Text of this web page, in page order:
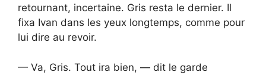
retournant, incertaine. Gris resta le dernier. Il
fixa Ivan dans les yeux longtemps, comme pour
lui dire au revoir.
— Va, Gris. Tout ira bien, — dit le garde